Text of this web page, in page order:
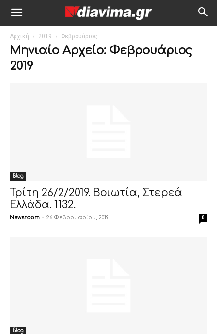
Αρχική 2019 Φεβρουάριος
Μηνιαίο Αρχείο: Φεβρουάριος
2019
Blog
Τρίτη 26/2/2019. Βοιωτία, Στερεά
Ελλάδα. 1132.
Newsroom - 26 Φεβρουαρίου, 2019 0
Blog